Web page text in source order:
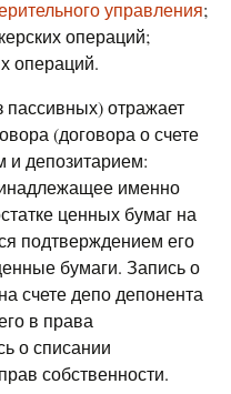
управления;
операций;
операций.
пассивных) отражает
(договора о счете
и депозитарием:
именно
ценных бумаг на
подтверждением его
бумаги. Запись о
счете депо депонента
в права
о списании
собственности.